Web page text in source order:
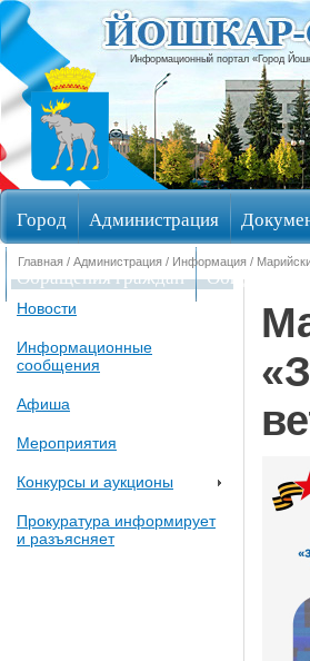
Информационный портал «Город
Город Администрация
Обращения граждан
Главная / Администрация / Информация /
Новости
Информационные
сообщения
Афиша
Мероприятия
Конкурсы и аукционы
Прокуратура информирует
и разъясняет